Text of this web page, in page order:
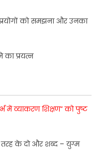
कोसमझना औरउनका
काप्रयत्न
मेंव्याकरणशिक्षण”कोपुष्ट
तरहकेदो और शब्द – युग्म